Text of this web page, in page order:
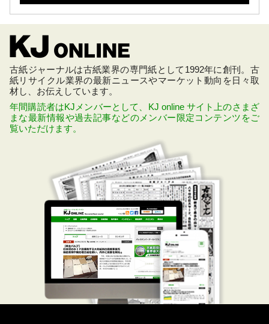
古紙ジャーナルは古紙業界の専門紙として1992年に創刊。古
紙リサイクル業界の最新ニュースやマーケット動向を日々取
材し、お伝えしています。
年間購読者はKJメンバーとして、KJ online サイト上のさまざ
まな最新情報や過去記事などのメンバー限定コンテンツをご
覧いただけます。